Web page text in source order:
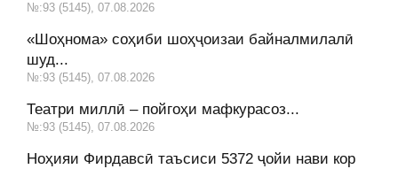
№:93 (5145), 07.08.2026
«Шоҳнома» соҳиби шоҳҷоизаи байналмилалӣ
шуд...
№:93 (5145), 07.08.2026
Театри миллӣ – пойгоҳи мафкурасоз...
№:93 (5145), 07.08.2026
Ноҳияи Фирдавсӣ таъсиси 5372 ҷойи нави кор